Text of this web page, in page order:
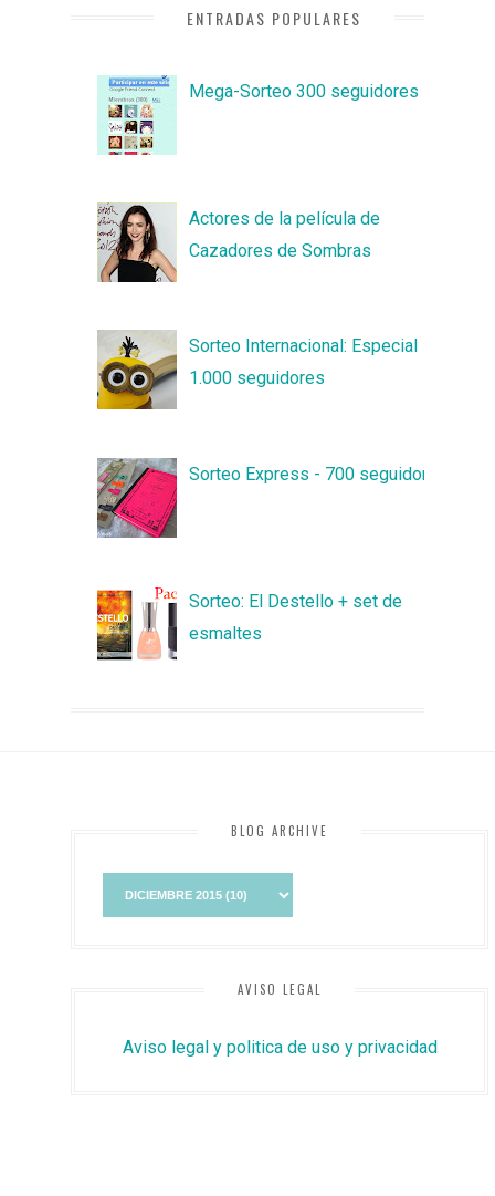
ENTRADAS POPULARES
Mega-Sorteo 300 seguidores
Actores de la película de
Cazadores de Sombras
Sorteo Internacional: Especial
1.000 seguidores
Sorteo Express - 700 seguidores
Sorteo: El Destello + set de
esmaltes
BLOG ARCHIVE
AVISO LEGAL
Aviso legal y politica de uso y privacidad